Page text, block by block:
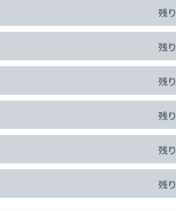
残り
残り
残り
残り
残り
残り